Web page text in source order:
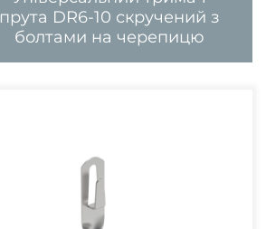
прута DR6-10 скручений з
болтами на черепицю